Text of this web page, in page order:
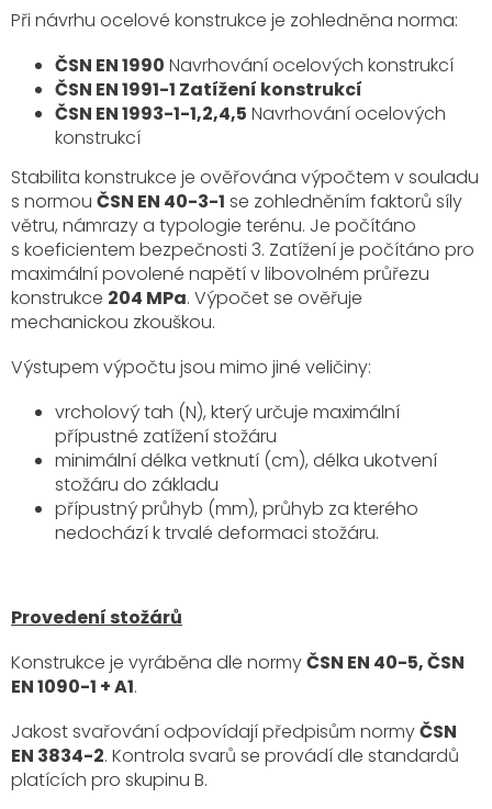
Při návrhu ocelové konstrukce je zohledněna norma:
ČSN EN 1990 Navrhování ocelových konstrukcí
ČSN EN 1991-1 Zatížení konstrukcí
ČSN EN 1993-1-1,2,4,5 Navrhování ocelových
konstrukcí
Stabilita konstrukce je ověřována výpočtem v souladu
s normou ČSN EN 40-3-1 se zohledněním faktorů síly
větru, námrazy a typologie terénu. Je počítáno
s koeficientem bezpečnosti 3. Zatížení je počítáno pro
maximální povolené napětí v libovolném průřezu
konstrukce 204 MPa. Výpočet se ověřuje
mechanickou zkouškou.
Výstupem výpočtu jsou mimo jiné veličiny:
vrcholový tah (N), který určuje maximální
přípustné zatížení stožáru
minimální délka vetknutí (cm), délka ukotvení
stožáru do základu
přípustný průhyb (mm), průhyb za kterého
nedochází k trvalé deformaci stožáru.
Provedení stožárů
Konstrukce je vyráběna dle normyČSN EN 40-5, ČSN
EN 1090-1 + A1.
Jakost svařování odpovídají předpisům normyČSN
EN 3834-2. Kontrola svarů se provádí dle standardů
platících pro skupinu B.